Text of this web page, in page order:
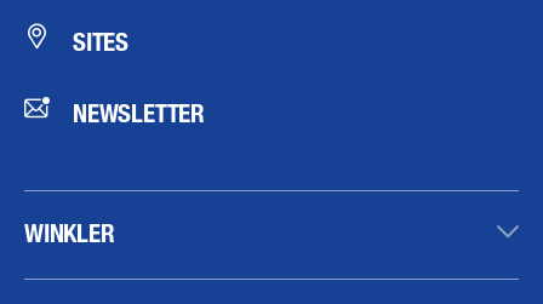
SITES
NEWSLETTER
WINKLER